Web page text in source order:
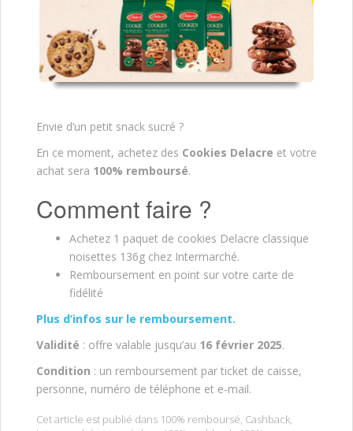
Envie d’un petit snack sucré ?
En ce moment, achetez des Cookies Delacre et votre
achat sera 100% remboursé.
Comment faire ?
Achetez 1 paquet de cookies Delacre classique
noisettes 136g chez Intermarché.
Remboursement en point sur votre carte de
fidélité
Plus d’infos sur le remboursement.
Validité : offre valable jusqu’au 16 février 2025.
Condition : un remboursement par ticket de caisse,
personne, numéro de téléphone et e-mail.
Cet article est publié dans 100% remboursé, Cashback,